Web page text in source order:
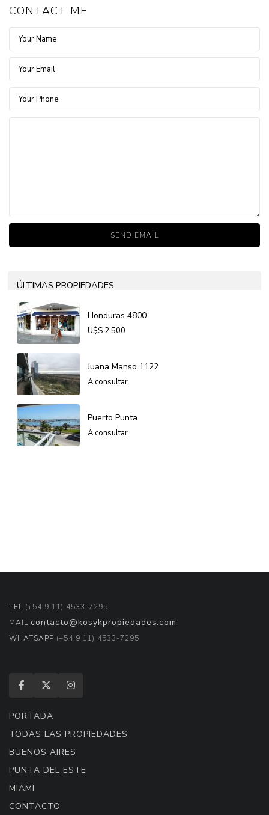
CONTACT ME
ÚLTIMAS PROPIEDADES
Honduras 4800
U$S 2.500
Juana Manso 1122
A consultar.
Puerto Punta
A consultar.
TEL (+54 9 11) 4533-7295
MAIL contacto@kosykpropiedades.com
WHATSAPP (+54 9 11) 4533-7295
PORTADA
TODAS LAS PROPIEDADES
BUENOS AIRES
PUNTA DEL ESTE
MIAMI
CONTACTO